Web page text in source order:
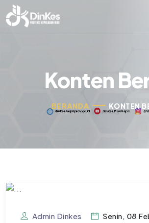
Konten
BERANDA KONTEN
Admin Dinkes
Senin, 08